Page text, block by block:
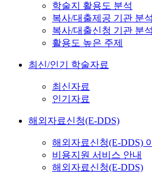
학술지 활용도 분석
복사/대출제공 기관 분석
복사/대출신청 기관 분석
활용도 높은 주제
최신/인기 학술자료
최신자료
인기자료
해외자료신청(E-DDS)
해외자료신청(E-DDS)
비용지원 서비스 안내
해외자료신청(E-DDS)